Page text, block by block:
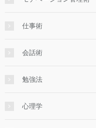
仕事術
会話術
勉強法
心理学